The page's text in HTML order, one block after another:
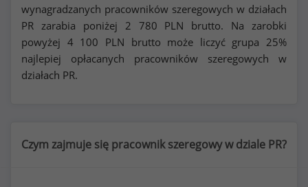
wynagradzanych pracowników szeregowych w działach
PR zarabia poniżej 2 780 PLN brutto. Na zarobki
powyżej 4 100 PLN brutto może liczyć grupa 25%
najlepiej opłacanych pracowników szeregowych w
działach PR.
Czym zajmuje się pracownik szeregowy w dziale PR?